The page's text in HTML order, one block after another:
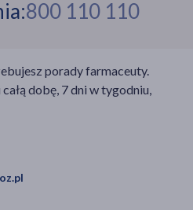
800 110 110
porady farmaceuty.
dobę, 7 dni w tygodniu,